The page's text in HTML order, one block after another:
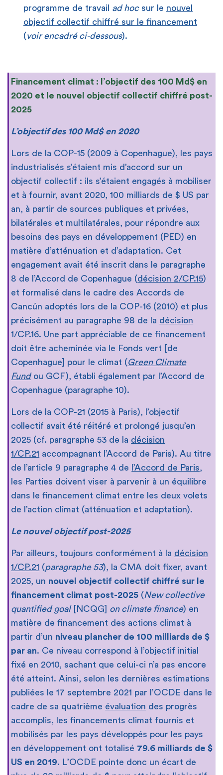
programme de travail ad hocsur le nouvel
objectif collectif chiffré sur le financement
(voir encadré ci-dessous).
Financement climat : l’objectif des 100 Md$ en
2020 et le nouvel objectif collectif chiffré post-
2025
L’objectif des 100 Md$ en 2020
Lors de la COP-15 (2009 à Copenhague), les pays
industrialisés s’étaient mis d’accord sur un
objectif collectif : ils s’étaient engagés à mobiliser
et à fournir, avant 2020, 100 milliards de $ US par
an, à partir de sources publiques et privées,
bilatérales et multilatérales, pour répondre aux
besoins des pays en développement (PED) en
matière d’atténuation et d’adaptation. Cet
engagement avait été inscrit dans le paragraphe
8 de l’Accord de Copenhague (décision 2/CP.15)
et formalisé dans le cadre des Accords de
Cancún adoptés lors de la COP-16 (2010) et plus
précisément au paragraphe 98 de la décision
1/CP.16. Une part appréciable de ce financement
doit être acheminée via le Fonds vert [de
Copenhague] pour le climat (Green Climate
Fundou GCF), établi également par l’Accord de
Copenhague (paragraphe 10).
Lors de la COP-21 (2015 à Paris), l’objectif
collectif avait été réitéré et prolongé jusqu’en
2025 (cf. paragraphe 53 de la décision
1/CP.21 accompagnant l’Accord de Paris). Au titre
de l’article 9 paragraphe 4 de l’Accord de Paris,
les Parties doivent viser à parvenir à un équilibre
dans le financement climat entre les deux volets
de l’action climat (atténuation et adaptation).
Le nouvel objectif post-2025
Par ailleurs, toujours conformément à la décision
1/CP.21 (paragraphe 53), la CMA doit fixer, avant
2025, un nouvel objectif collectif chiffré sur le
financement climat post-2025 (New collective
quantified goal[NCQG] on climate finance) en
matière de financement des actions climat à
partir d’un niveau plancher de 100 milliards de $
par an. Ce niveau correspond à l’objectif initial
fixé en 2010, sachant que celui-ci n’a pas encore
été atteint. Ainsi, selon les dernières estimations
publiées le 17 septembre 2021 par l’OCDE dans le
cadre de sa quatrième évaluation des progrès
accomplis, les financements climat fournis et
mobilisés par les pays développés pour les pays
en développement ont totalisé 79.6 milliards de $
US en 2019. L’OCDE pointe donc un écart de